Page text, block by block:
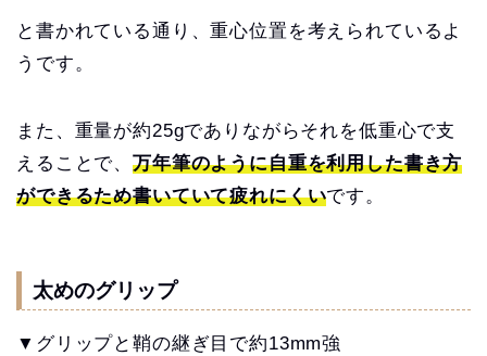
と書かれている通り、重心位置を考えられているよ
うです。
また、重量が約25gでありながらそれを低重心で支
えることで、万年筆のように自重を利用した書き方
ができるため書いていて疲れにくいです。
太めのグリップ
▼グリップと鞘の継ぎ目で約13mm強